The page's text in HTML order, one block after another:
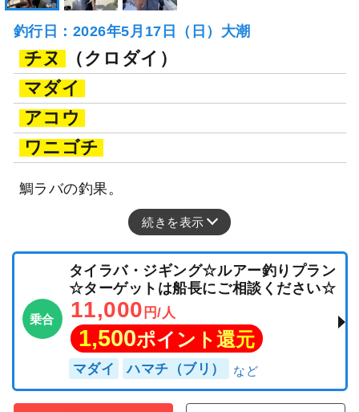
釣行日：2026年5月17日（日）大潮
チヌ
（クロダイ）
マダイ
アコウ
ワニゴチ
鯛ラバの釣果。
続きを表示
乗合
タイラバ・ジギング☆ルアー釣りプラン
☆ターゲットは船長にご相談ください☆
11,000 円/人
1,500ポイント還元
マダイ ハマチ（ブリ）